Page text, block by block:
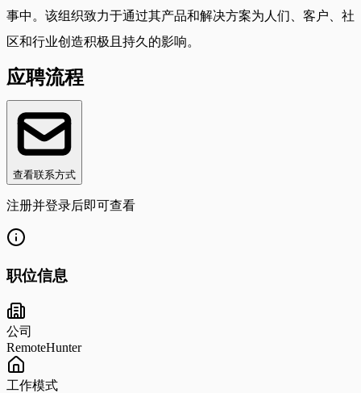
事中。该组织致力于通过其产品和解决方案为人们、客户、社
区和行业创造积极且持久的影响。
应聘流程
查看联系方式
注册并登录后即可查看
职位信息
公司
RemoteHunter
工作模式